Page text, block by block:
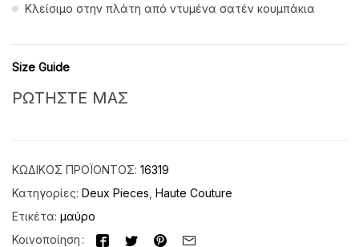
Κλείσιμο στην πλάτη από ντυμένα σατέν κουμπάκια
Size Guide
ΡΩΤΗΣΤΕ ΜΑΣ
ΚΩΔΙΚΌΣ ΠΡΟΪΌΝΤΟΣ: 16319
Κατηγορίες: Deux Pieces Haute Couture
Ετικέτα: μαύρο
Κοινοποίηση